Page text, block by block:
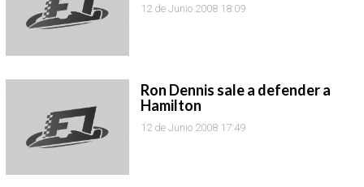
12 de Junio 2008 18:09
Ron Dennis sale a defender a
Hamilton
12 de Junio 2008 17:49